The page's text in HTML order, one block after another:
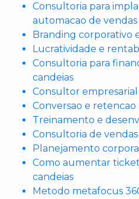
Consultoria para
automacao de vendas
Branding corporativo
Lucratividade e
Consultoria para
candeias
Consultor
Conversao e
Treinamento e
Consultoria de
Planejamento
Como aumentar
candeias
Metodo metafocus